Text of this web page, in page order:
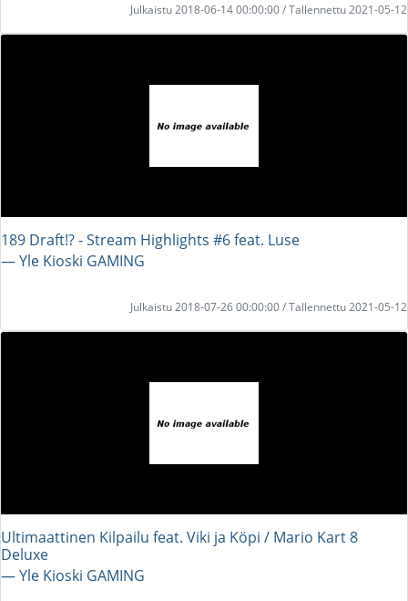
Julkaistu 2018-06-14 00:00:00 / Tallennettu 2021-05-12
189 Draft!? - Stream Highlights #6 feat. Luse
― Yle Kioski GAMING
Julkaistu 2018-07-26 00:00:00 / Tallennettu 2021-05-12
Ultimaattinen Kilpailu feat. Viki ja Köpi / Mario Kart 8
Deluxe
― Yle Kioski GAMING